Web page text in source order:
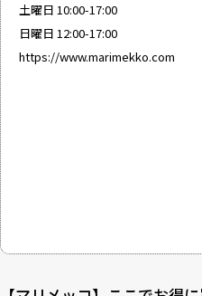
土曜日 10:00-17:00
日曜日 12:00-17:00
https://www.marimekko.com